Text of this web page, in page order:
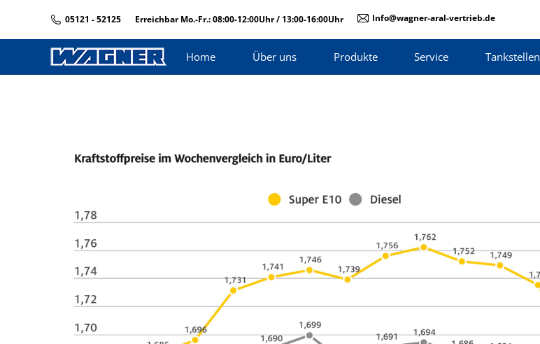
05121 - 52125 Erreichbar Mo.-Fr.: 08:00-12:00Uhr / 13:00-16:00Uhr Info@wagner-aral-vertrieb.de
Home Über uns Produkte Service Tankstellen